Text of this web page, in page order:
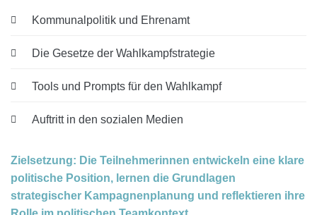
Kommunalpolitik und Ehrenamt
Die Gesetze der Wahlkampfstrategie
Tools und Prompts für den Wahlkampf
Auftritt in den sozialen Medien
Zielsetzung: Die Teilnehmerinnen entwickeln eine klare
politische Position, lernen die Grundlagen
strategischer Kampagnenplanung und reflektieren ihre